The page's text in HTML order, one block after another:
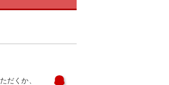
だくか、